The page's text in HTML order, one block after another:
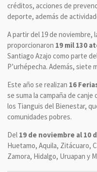
créditos, acciones de
deporte, además de
A partir del 19 de noviembre,
proporcionaron 19 mil 130
Santiago Azajo como parte
P’urhépecha. Además, siete
Este año se realizan 16
se suma la campaña de
los Tianguis del Bienestar,
comunidades pobres.
Del 19 de noviembre al 10
Huetamo, Aquila, Zitácuaro,
Zamora, Hidalgo, Uruapan y